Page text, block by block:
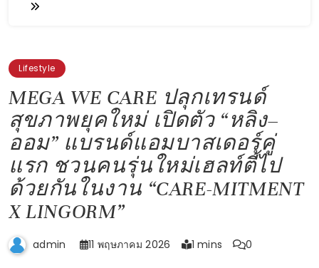
Lifestyle
MEGA WE CARE ปลุกเทรนด์
สุขภาพยุคใหม่ เปิดตัว “หลิง–
ออม” แบรนด์แอมบาสเดอร์คู่
แรก ชวนคนรุ่นใหม่เฮลท์ตี้ไป
ด้วยกันในงาน “CARE-MITMENT
X LINGORM”
admin 11 พฤษภาคม 2026 1 mins 0